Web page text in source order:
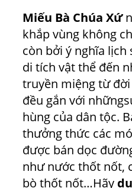
Miếu Bà Chúa Xứ
khắp vùng không
còn bởi ý nghĩa
di tích vật thể đến
truyền miệng từ
đều gắn với
hùng của dân tộc.
thưởng thức các
được bán dọc
như nước thốt nốt,
bò thốt nốt…Hãy